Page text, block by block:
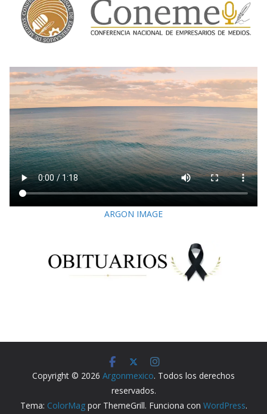
ARGON IMAGE
Copyright © 2026 Argonmexico. Todos los derechos
reservados.
Tema: ColorMagpor ThemeGrill. Funciona con WordPress.